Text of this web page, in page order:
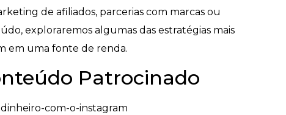
de afiliados, parcerias com marcas ou
exploraremos algumas das estratégias mais
em uma fonte de renda.
Patrocinado